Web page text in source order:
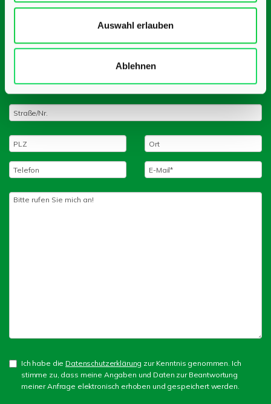
Auswahl erlauben
Ablehnen
Ich habe die Datenschutzerklärung zur Kenntnis genommen. Ich
stimme zu, dass meine Angaben und Daten zur Beantwortung
meiner Anfrage elektronisch erhoben und gespeichert werden.